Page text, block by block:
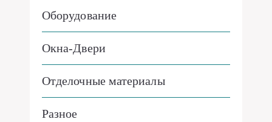
Оборудование
Окна-Двери
Отделочные материалы
Разное